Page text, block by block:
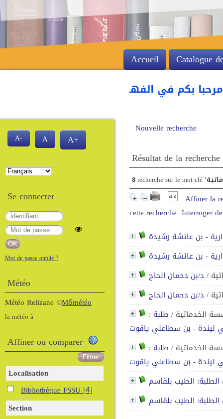
بكم في الفهرس الآلي للمكتبة لكلية
Nouvelle recherche
Résultat de la recherche
8recherche sur le mot-clé
Affiner la
cette recherche Interroger
- بن عائشة رشيدة
- بن عائشة رشيدة
/ د/بن دحمان الحاج
/ د/بن دحمان الحاج
الخدماتية / طلبة :
ليندة - بن سطاعلي ياقوت
الخدماتية / طلبة :
ليندة - بن سطاعلي ياقوت
الطلبة: الطيب بلقاسم
الطلبة: الطيب بلقاسم
Accueil Catalogue
A- A A+
Se connecter
Mot de passe oublié ?
Météo
Météo Relizane ©M6météo
la météo à
Affiner ou comparer
Localisation
Bibliothèque FSSU[4]
Section